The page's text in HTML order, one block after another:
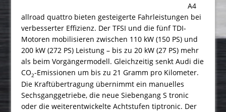
A4
allroad quattro bieten gesteigerte Fahrleistungen bei
verbesserter Effizienz. Der TFSI und die fünf TDI-
Motoren mobilisieren zwischen 110 kW (150 PS) und
200 kW (272 PS) Leistung – bis zu 20 kW (27 PS) mehr
als beim Vorgängermodell. Gleichzeitig senkt Audi die
CO2-Emissionen um bis zu 21 Gramm pro Kilometer.
Die Kraftübertragung übernimmt ein manuelles
Sechsganggetriebe, die neue Siebengang S tronic
oder die weiterentwickelte Achtstufen tiptronic. Der